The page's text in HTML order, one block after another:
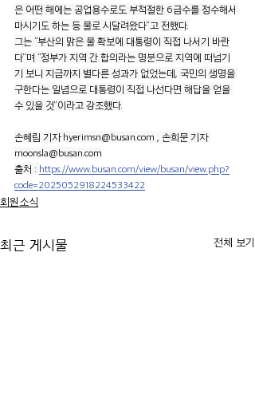
은 어떤 해에는 공업용수로도 부적절한 6급수를 정수해서
마시기도 하는 등 물로 시달려왔다”고 전했다.
그는 “부산의 맑은 물 확보에 대통령이 직접 나서기 바란
다”며 “정부가 지역 간 합의라는 명분으로 지역에 떠넘기
기 보니 지금까지 별다른 성과가 없었는데, 국민의 생명을
구한다는 일념으로 대통령이 직접 나선다면 해답을 얻을
수 있을 것”이라고 강조했다.
손혜림 기자 hyerimsn@busan.com , 손희문 기자
moonsla@busan.com
출처 : https://www.busan.com/view/busan/view.php?
code=2025052918224533422
회원소식
최근 게시물 전체 보기